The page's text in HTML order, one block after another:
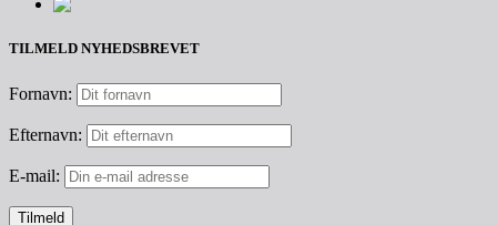
TILMELD NYHEDSBREVET
Fornavn:
Efternavn:
E-mail: